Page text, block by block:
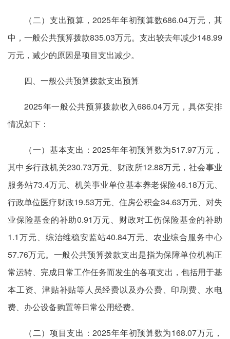
（二）支出预算，2025年年初预算数686.04万元，其
中，一般公共预算拨款835.03万元。支出较去年减少148.99
万元，减少的原因是项目支出减少。
四、一般公共预算拨款支出预算
2025年一般公共预算拨款收入686.04万元，具体安排
情况如下：
（一）基本支出：2025年年初预算数为517.97万元，
其中乡行政机关230.73万元、财政所12.88万元，社会事业
服务站73.4万元、机关事业单位基本养老保险46.18万元、
行政单位医疗财政19.53万元、住房公积金34.63万元、对失
业保险基金的补助0.91万元、财政对工伤保险基金的补助
1.1万元、综治维稳安监站40.84万元、农业综合服务中心
57.76万元。一般公共预算拨款支出是指为保障单位机构正
常运转、完成日常工作任务而发生的各项支出，包括用于基
本工资、津贴补贴等人员经费以及办公费、印刷费、水电
费、办公设备购置等日常公用经费。
（二）项目支出：2025年年初预算数为168.07万元，